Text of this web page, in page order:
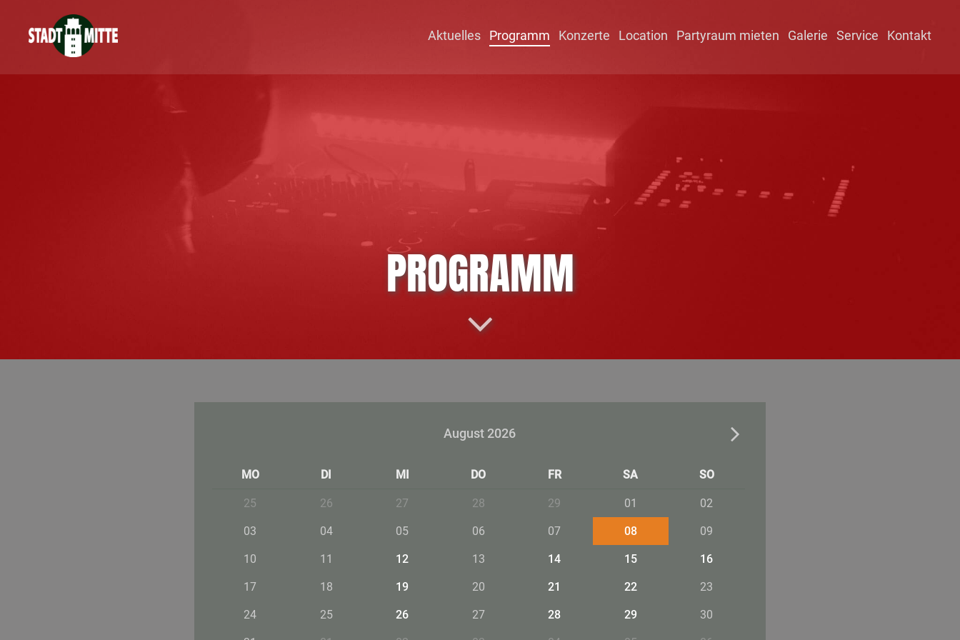
Aktuelles Programm Konzerte Location Partyraum mieten Galerie Service Kontakt
PROGRAMM
August 2026
MO DI MI DO FR SA SO
25 26 27 28 29 01 02
03 04 05 06 07 08 09
10 11 12 13 14 15 16
17 18 19 20 21 22 23
24 25 26 27 28 29 30